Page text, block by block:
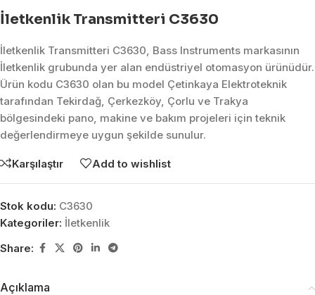
İletkenlik Transmitteri C3630
İletkenlik Transmitteri C3630, Bass Instruments markasının
İletkenlik grubunda yer alan endüstriyel otomasyon ürünüdür.
Ürün kodu C3630 olan bu model Çetinkaya Elektroteknik
tarafından Tekirdağ, Çerkezköy, Çorlu ve Trakya
bölgesindeki pano, makine ve bakım projeleri için teknik
değerlendirmeye uygun şekilde sunulur.
Karşılaştır Add to wishlist
Stok kodu: C3630
Kategoriler: İletkenlik
Share:
Açıklama